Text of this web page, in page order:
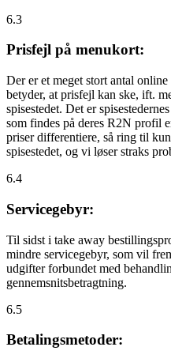
6.3
Prisfejl på menukort:
Der er et meget stort antal
betyder, at prisfejl kan ske, ift.
spisestedet. Det er
som findes på deres R2N profil
priser differentiere, så ring til
spisestedet, og vi løser straks
6.4
Servicegebyr:
Til sidst i take away
mindre servicegebyr, som vil
udgifter forbundet med
gennemsnitsbetragtning.
6.5
Betalingsmetoder: